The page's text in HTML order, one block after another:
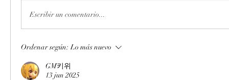
Escribir un comentario...
Ordenar según: Lo más nuevo
GM키위
13 jun 2025